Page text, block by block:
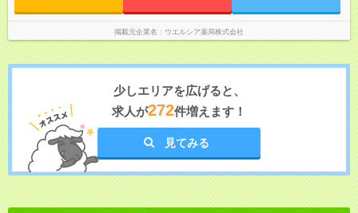
掲載元企業名 ウエルシア薬局株式会社
少しエリアを広げると、
求人が272件増えます！
見てみる